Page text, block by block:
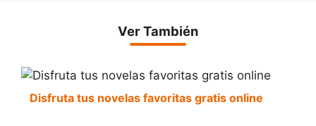
Ver También
Disfruta tus novelas favoritas gratis online